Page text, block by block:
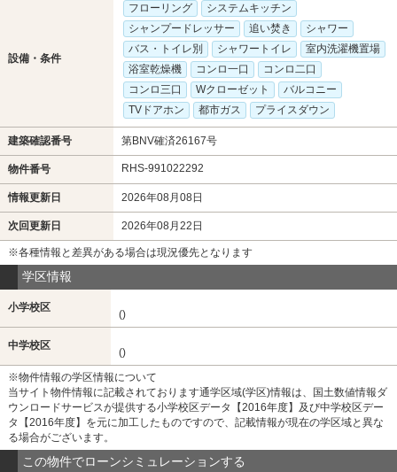
設備・条件
フローリング
システムキッチン
シャンプードレッサー
追い焚き
シャワー
バス・トイレ別
シャワートイレ
室内洗濯機置場
浴室乾燥機
コンロ一口
コンロ二口
コンロ三口
Wクローゼット
バルコニー
TVドアホン
都市ガス プライスダウン
建築確認番号 第BNV確済26167号
物件番号 RHS-991022292
情報更新日 2026年08月08日
次回更新日 2026年08月22日
※各種情報と差異がある場合は現況優先となります
学区情報
小学校区
()
中学校区
()
※物件情報の学区情報について
当サイト物件情報に記載されております通学区域(学区)情報は、国土数値情報ダ
ウンロードサービスが提供する小学校区データ【2016年度】及び中学校区デー
タ【2016年度】を元に加工したものですので、記載情報が現在の学区域と異な
る場合がございます。
この物件でローンシミュレーションする